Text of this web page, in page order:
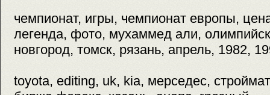
чемпионат, игры, чемпионат европы,
легенда, фото, мухаммед али,
новгород, томск, рязань, апрель, 1982,
toyota, editing, uk, kia, мерседес,